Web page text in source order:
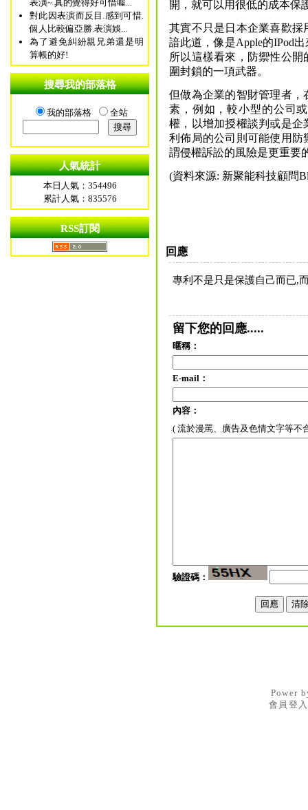
表演~ 真的覺得好可惜喔...
對此因表演而反目.感到可惜.
個人比較偏亞勝.表演娛...
為了避免糾紛親兄弟還是明
算帳的好!
搜尋我的部落格
我的部落格 全站
人氣統計
本日人氣：354496
累計人氣：835576
RSS訂閱
開，就可以用很低的成本保
其實不只是日本企業喜歡
諳此道，像是Apple的IPod
所以這樣看來，防禦性公
圍封鎖的一項武器。
但做為企業的智財管理者
素，例如，較小型的公司
權，以增加授權談判或是
利佈局的公司則可能使用
謂侵權訴訟的風險是更重要
(資料來源: 新聚能科技顧問
回應
專利不是只是保護自己而已,
留下您的回應.....
暱稱：
E-mail：
內容：
( 流於漫罵、廣告及色情文字等不
驗證碼：
Power
會員登入